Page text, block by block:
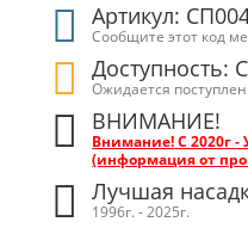
Артикул:
Сообщите этот код
Доступность:
Ожидается
ВНИМАНИЕ!
Внимание! С 2020г
(информация от
Лучшая
1996г. - 2025г.